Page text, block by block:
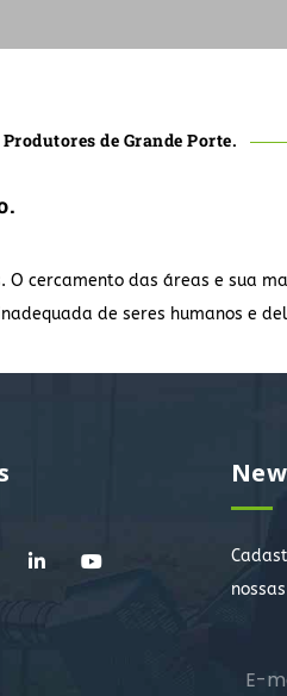
de Grande Porte.
cercamento das áreas e sua
de seres humanos e